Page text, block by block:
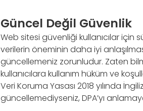
Güncel Değil Güvenlik
Web sitesi güvenliği kullanıcılar için
verilerin öneminin daha iyi
güncellemeniz zorunludur. Zaten
kullanıcılara kullanım hüküm ve
Veri Koruma Yasası 2018 yılında
güncellemediyseniz, DPA’yı